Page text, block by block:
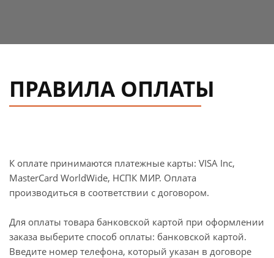
ПРАВИЛА ОПЛАТЫ
К оплате принимаются платежные карты: VISA Inc,
MasterCard WorldWide, НСПК МИР. Оплата
производиться в соответствии с договором.
Для оплаты товара банковской картой при оформлении
заказа выберите способ оплаты: банковской картой.
Введите номер телефона, который указан в договоре